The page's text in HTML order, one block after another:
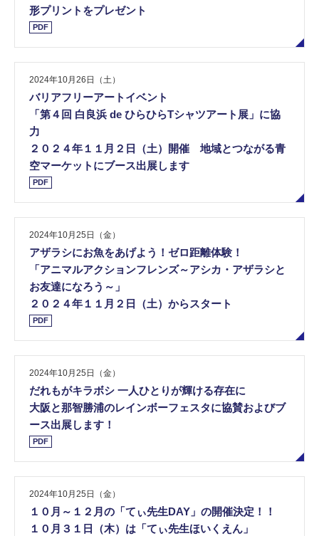
形プリントをプレゼント
PDF
2024年10月26日（土）
バリアフリーアートイベント
「第４回 ⽩良浜 de ひらひらTシャツアート展」に協
力
２０２４年１１月２日（土）開催 地域とつながる青
空マーケットにブース出展します
PDF
2024年10月25日（金）
アザラシにお魚をあげよう！ゼロ距離体験！
「アニマルアクションフレンズ～アシカ・アザラシと
お友達になろう～」
２０２４年１１月２日（土）からスタート
PDF
2024年10月25日（金）
だれもがキラボシ 一人ひとりが輝ける存在に
大阪と那智勝浦のレインボーフェスタに協賛およびブ
ース出展します！
PDF
2024年10月25日（金）
１０月～１２月の「てぃ先生DAY」の開催決定！！
１０月３１日（木）は「てぃ先生ほいくえん」